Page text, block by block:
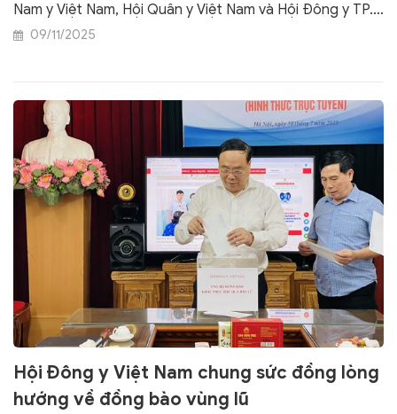
Nam y Việt Nam, Hội Quân y Việt Nam và Hội Đông y TP.
Hà Nội đồng tổ chức Hội thảo khoa học với chủ đề “Sức
09/11/2025
Hội Đông y Việt Nam chung sức đồng lòng
hướng về đồng bào vùng lũ